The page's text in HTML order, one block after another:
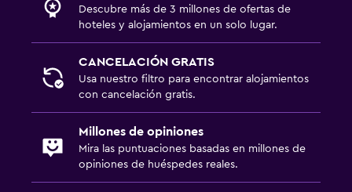
Descubre más de 3 millones de ofertas de
hoteles y alojamientos en un solo lugar.
CANCELACIÓN GRATIS
Usa nuestro filtro para encontrar alojamientos
con cancelación gratis.
Millones de opiniones
Mira las puntuaciones basadas en millones de
opiniones de huéspedes reales.